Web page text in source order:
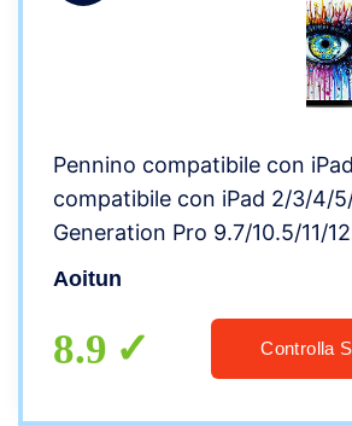
Pennino compatibile con
compatibile con iPad 2/3/4/
Generation Pro 9.7/10.5/11/
Mini 1/2/3/4/5 Alternative
Aoitun
8.9 Controlla